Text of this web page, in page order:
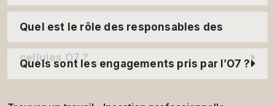
Quel est le rôle des responsables des
cellules O7 ?
Quels sont les engagements pris par l’O7 ?